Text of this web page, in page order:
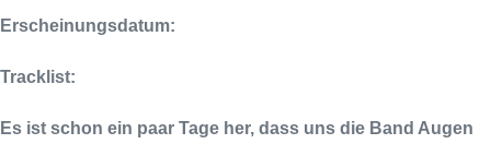
Erscheinungsdatum:
Tracklist:
Es ist schon ein paar Tage her, dass uns die Band Augen